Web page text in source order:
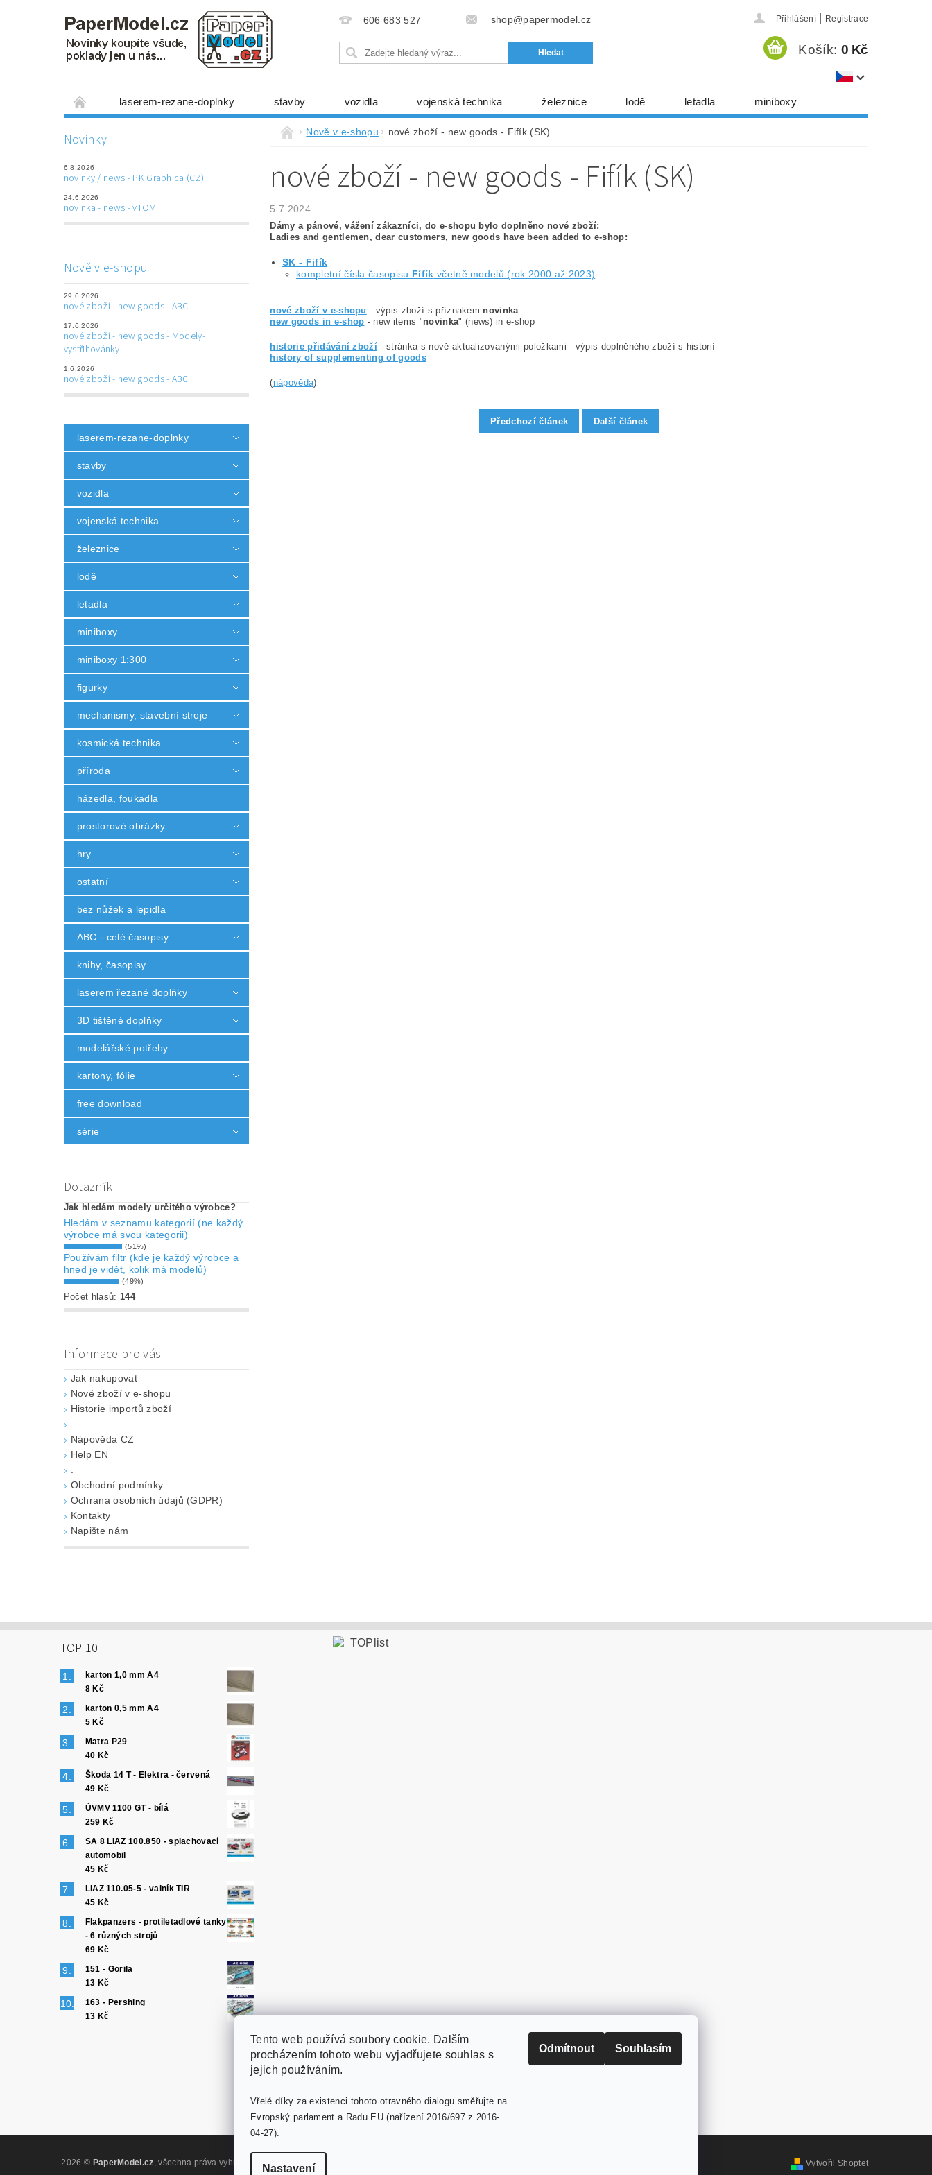
606 683 527 shop@papermodel.cz Přihlášení Registrace
Košík: 0 Kč
laserem-rezane-doplnky stavby vozidla vojenská technika železnice lodě letadla miniboxy
mechanismy, stavební stroje kosmická technika
laserem řezané doplňky 3D tištěné doplňky modelářské potřeby kartony, fólie free download
Napište nám
Novinky
6.8.2026
novinky / news - PK Graphica (CZ)
24.6.2026
novinka - news - vTOM
Nově v e-shopu
29.6.2026
nové zboží - new goods - ABC
17.6.2026
nové zboží - new goods - Modely-
vystřihovánky
1.6.2026
nové zboží - new goods - ABC
laserem-rezane-doplnky
stavby
vozidla
vojenská technika
železnice
lodě
letadla
miniboxy
miniboxy 1:300
figurky
mechanismy, stavební stroje
kosmická technika
příroda
házedla, foukadla
prostorové obrázky
hry
ostatní
bez nůžek a lepidla
ABC - celé časopisy
knihy, časopisy...
laserem řezané doplňky
3D tištěné doplňky
modelářské potřeby
kartony, fólie
free download
série
Dotazník
Jak hledám modely určitého výrobce?
Hledám v seznamu kategorií (ne každý
výrobce má svou kategorii)
(51%)
Používám filtr (kde je každý výrobce a
hned je vidět, kolik má modelů)
(49%)
Počet hlasů: 144
Informace pro vás
Jak nakupovat
Nové zboží v e-shopu
Historie importů zboží
Nápověda CZ
Help EN
Obchodní podmínky
Ochrana osobních údajů (GDPR)
Kontakty
Napište nám
Nově v e-shopu nové zboží - new goods - Fifík (SK)
nové zboží - new goods - Fifík (SK)
5.7.2024
Dámy a pánové, vážení zákazníci, do e-shopu bylo doplněno nové zboží:
Ladies and gentlemen, dear customers, new goods have been added to e-shop:
SK - Fifík
kompletní čísla časopisu Fífík včetně modelů (rok 2000 až 2023)
nové zboží v e-shopu - výpis zboží s příznakem novinka
new goods in e-shop - new items "novinka" (news) in e-shop
historie přidávání zboží - stránka s nově aktualizovanými položkami - výpis doplněného zboží s historií
history of supplementing of goods
(nápověda)
Předchozí článek Další článek
TOP 10
karton 1,0 mm A4
8 Kč
karton 0,5 mm A4
5 Kč
Matra P29
40 Kč
Škoda 14 T - Elektra - červená
49 Kč
ÚVMV 1100 GT - bílá
259 Kč
SA 8 LIAZ 100.850 - splachovací
automobil
45 Kč
LIAZ 110.05-5 - valník TIR
45 Kč
Flakpanzers - protiletadlové tanky
- 6 různých strojů
69 Kč
151 - Gorila
13 Kč
163 - Pershing
13 Kč
PaperModel.cz
2026 © PaperModel.cz, všechna práva vyhrazenaUpravit nastavení cookies Vytvořil Shoptet
Tento web používá soubory cookie. Dalším
procházením tohoto webu vyjadřujete souhlas s
jejich používáním.
Vřelé díky za existenci tohoto otravného dialogu směřujte na
Evropský parlament a Radu EU (nařízení 2016/697 z 2016-
04-27).
Nastavení
Odmítnout Souhlasím